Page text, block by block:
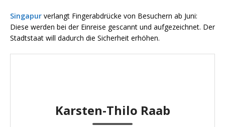
Singapur verlangt Fingerabdrücke von Besuchern ab Juni:
Diese werden bei der Einreise gescannt und aufgezeichnet. Der
Stadtstaat will dadurch die Sicherheit erhöhen.
Karsten-Thilo Raab